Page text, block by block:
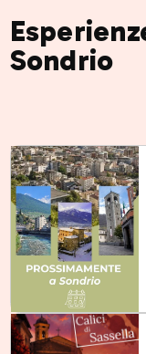
Sondrio